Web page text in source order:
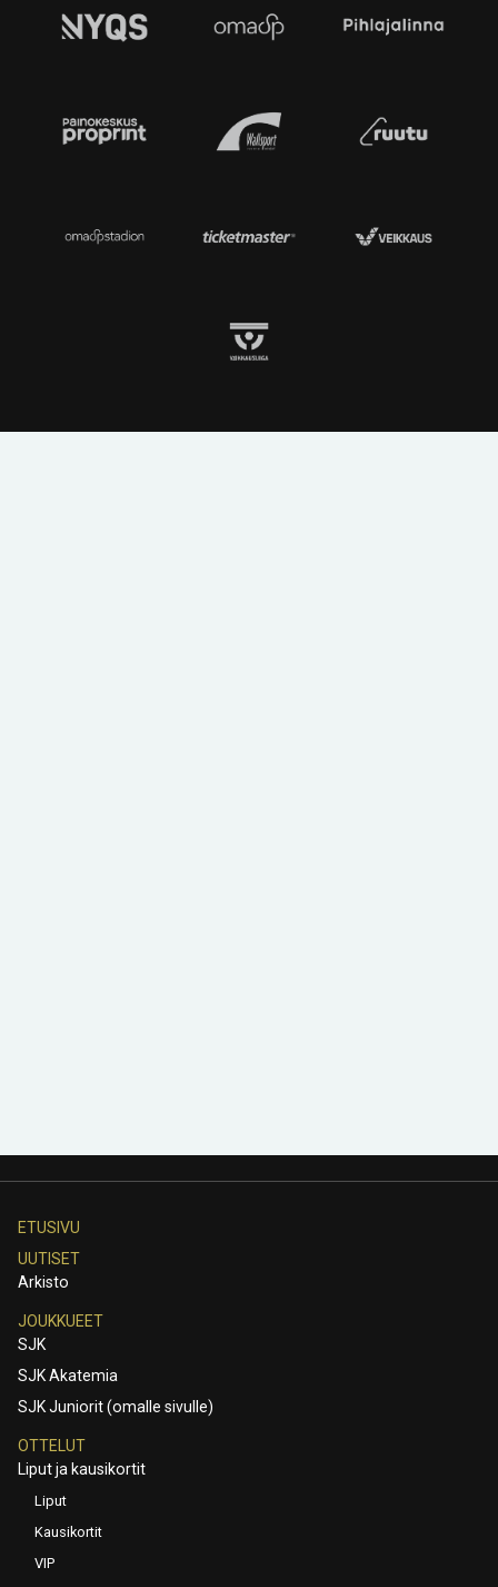
ETUSIVU
UUTISET
Arkisto
JOUKKUEET
SJK
SJK Akatemia
SJK Juniorit (omalle sivulle)
OTTELUT
Liput ja kausikortit
Liput
Kausikortit
VIP